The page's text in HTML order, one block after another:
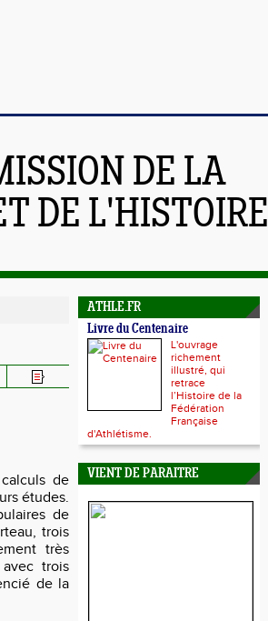
DE LA
DE L'HISTOIRE
de
études.
de
trois
très
trois
de la
ATHLE.FR
Livre du Centenaire
L'ouvrage
richement
illustré, qui
retrace
l’Histoire de la
Fédération
Française
d'Athlétisme.
VIENT DE PARAITRE